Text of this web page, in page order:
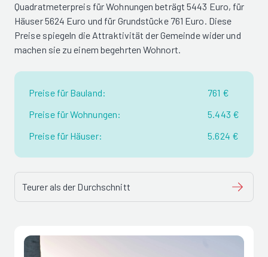
Quadratmeterpreis für Wohnungen beträgt 5443 Euro, für
Häuser 5624 Euro und für Grundstücke 761 Euro. Diese
Preise spiegeln die Attraktivität der Gemeinde wider und
machen sie zu einem begehrten Wohnort.
Preise für Bauland:
761 €
Preise für Wohnungen:
5.443 €
Preise für Häuser:
5.624 €
Teurer als der Durchschnitt